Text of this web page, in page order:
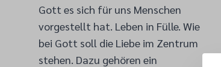
Gott es sich für uns Menschen
vorgestellt hat. Leben in Fülle. Wie
bei Gott soll die Liebe im Zentrum
stehen. Dazu gehören ein